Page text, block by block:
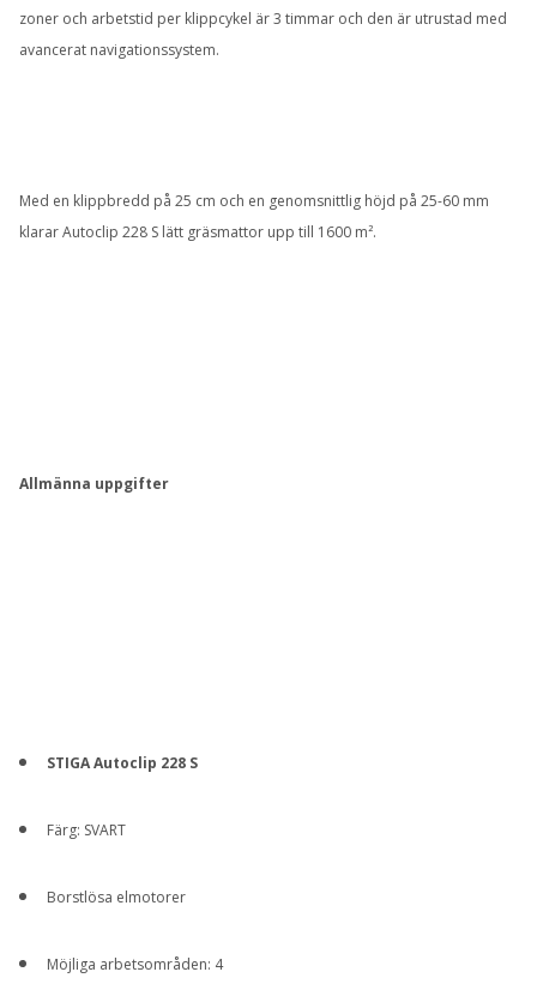
zoner och arbetstid per klippcykel är 3 timmar och den är utrustad med
avancerat navigationssystem.
Med en klippbredd på 25 cm och en genomsnittlig höjd på 25-60 mm
klarar Autoclip 228 S lätt gräsmattor upp till 1600 m².
Allmänna uppgifter
STIGA Autoclip 228 S
Färg: SVART
Borstlösa elmotorer
Möjliga arbetsområden: 4